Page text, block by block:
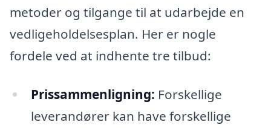
metoder og tilgange til at udarbejde en
vedligeholdelsesplan. Her er nogle
fordele ved at indhente tre tilbud:
Prissammenligning: Forskellige
leverandører kan have forskellige